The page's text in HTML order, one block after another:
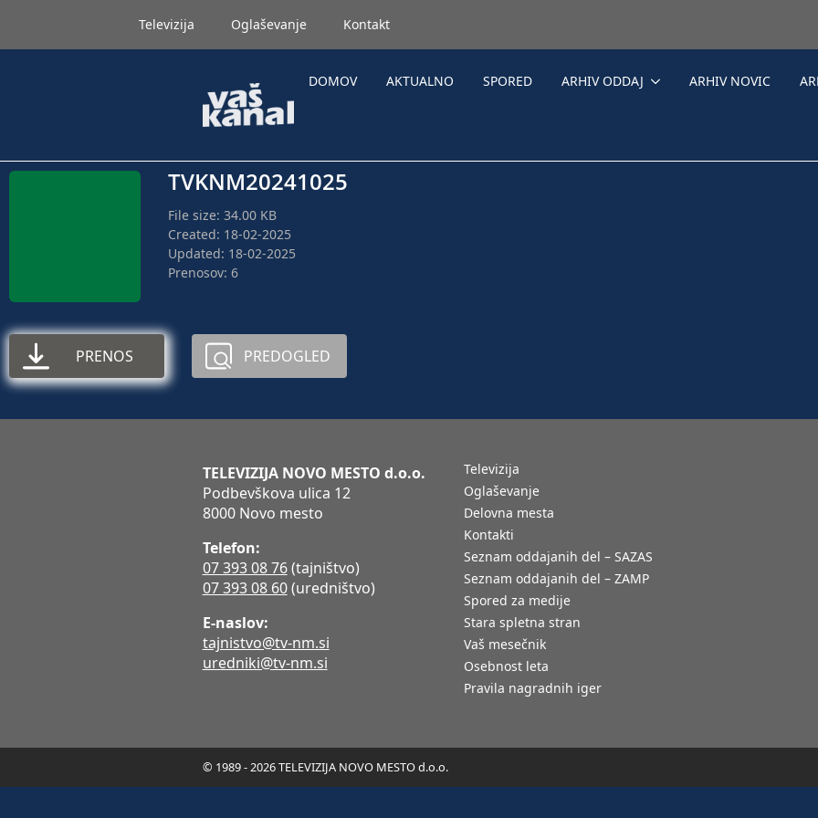
Televizija Oglaševanje Kontakt
DOMOV AKTUALNO SPORED ARHIV ODDAJ ARHIV NOVIC
TVKNM20241025
File size: 34.00 KB
Created: 18-02-2025
Updated: 18-02-2025
Prenosov: 6
PRENOS PREDOGLED
TELEVIZIJA NOVO MESTO d.o.o.
Podbevškova ulica 12
8000 Novo mesto
Telefon:
07 393 08 76(tajništvo)
07 393 08 60(uredništvo)
E-naslov:
tajnistvo@tv-nm.si
uredniki@tv-nm.si
Televizija
Oglaševanje
Delovna mesta
Kontakti
Seznam oddajanih del – SAZAS
Seznam oddajanih del – ZAMP
Spored za medije
Stara spletna stran
Vaš mesečnik
Osebnost leta
Pravila nagradnih iger
© 1989 - 2026 TELEVIZIJA NOVO MESTO d.o.o.